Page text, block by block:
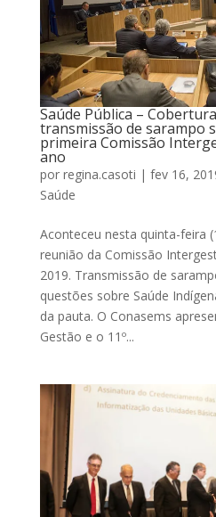
Saúde Pública –
transmissão de sarampo
primeira Comissão
ano
por regina.casoti | fev 16,
Saúde
Aconteceu nesta quinta-feira
reunião da Comissão
2019. Transmissão de
questões sobre Saúde
da pauta. O Conasems
Gestão e o 11º...